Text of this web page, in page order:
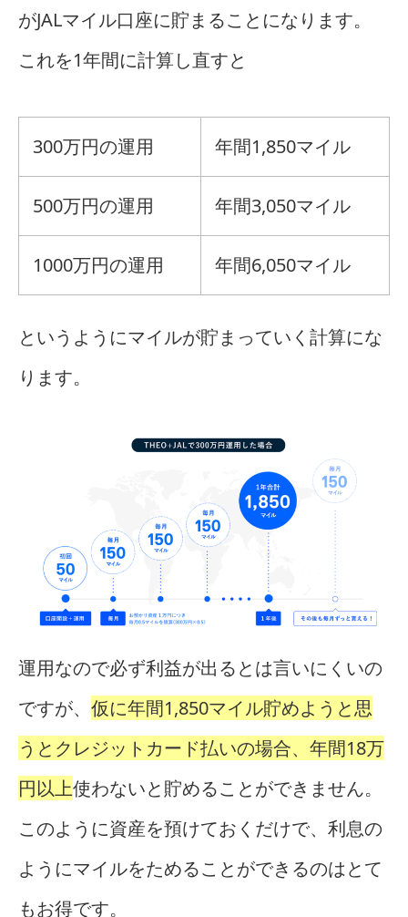
がJALマイル口座に貯まることになります。
これを1年間に計算し直すと
300万円の運用 年間1,850マイル
500万円の運用 年間3,050マイル
1000万円の運用 年間6,050マイル
というようにマイルが貯まっていく計算にな
ります。
運用なので必ず利益が出るとは言いにくいの
ですが、 仮に年間1,850マイル貯めようと思
うとクレジットカード払いの場合、年間18万
円以上使わないと貯めることができません。
このように資産を預けておくだけで、利息の
ようにマイルをためることができるのはとて
もお得です。